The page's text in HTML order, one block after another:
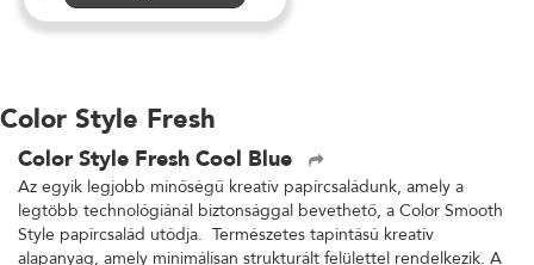
Color Style Fresh
Color Style Fresh Cool Blue
Az egyik legjobb minőségű kreatív papírcsaládunk, amely a
legtöbb technológiánál biztonsággal bevethető, a Color Smooth
Style papírcsalád utódja. Természetes tapintású kreatív
alapanyag, amely minimálisan strukturált felülettel rendelkezik. A